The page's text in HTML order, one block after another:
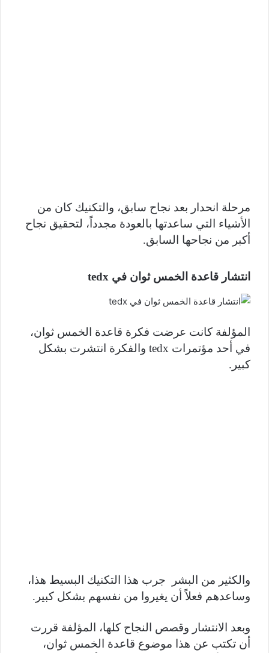
مرحلة انحدار بعد نجاح سابق، والتكنيك كان من
الأشياء التي ساعدتها بالعودة مجدداً، لتحقيق نجاح
أكبر من نجاحها السابق.
انتشار قاعدة الخمس ثوان في tedx
المؤلفة كانت عرضت فكرة قاعدة الخمس ثوان،
في أحد مؤتمرات tedx والفكرة انتشرت بشكل
كبير.
والكثير من البشر جرب هذا التكنيك البسيط هذا،
وساعدهم فعلاً أن يغيروا من نفسهم بشكل كبير.
وبعد الانتشار وقصص النجاح كلها، المؤلفة قررت
أن تكتب عن هذا موضوع قاعدة الخمس ثوان،